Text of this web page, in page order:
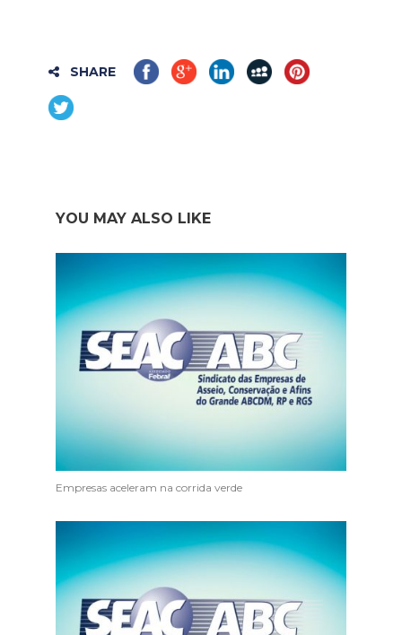
SHARE
YOU MAY ALSO LIKE
Empresas aceleram na corrida verde